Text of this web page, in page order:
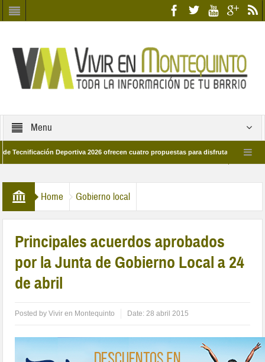
Menu
Deportiva 2026 ofrecen cuatro propuestas para disfrutar del deporte este
Home Gobierno local
Principales acuerdos aprobados
por la Junta de Gobierno Local a 24
de abril
Posted byVivir en Montequinto Date:28 abril 2015